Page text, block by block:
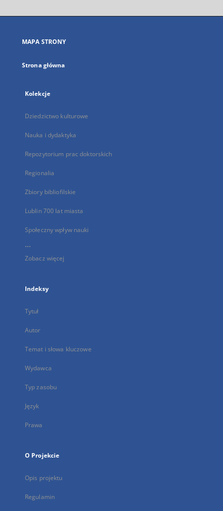
się
karcie
MAPA STRONY
Strona główna
Kolekcje
Dziedzictwo kulturowe
Nauka i dydaktyka
Repozytorium prac doktorskich
Regionalia
Zbiory bibliofilskie
Lublin 700 lat miasta
Społeczny wpływ nauki
...
Zobacz więcej
Indeksy
Tytuł
Autor
Temat i słowa kluczowe
Wydawca
Typ zasobu
Język
Prawa
O Projekcie
Opis projektu
Regulamin